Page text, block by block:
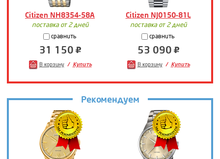
Citizen NH8354-58A Citizen NJ0150-81L
поставка от 2 дней
сравнить
31 150
В корзину Купить
поставка от 2 дней
сравнить
53 090
В корзину Купить
Рекомендуем